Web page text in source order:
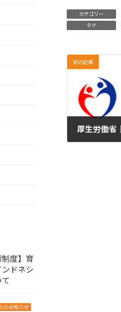
カテゴリー
タグ
前の記事
度】育
ドネシ
のお知らせ